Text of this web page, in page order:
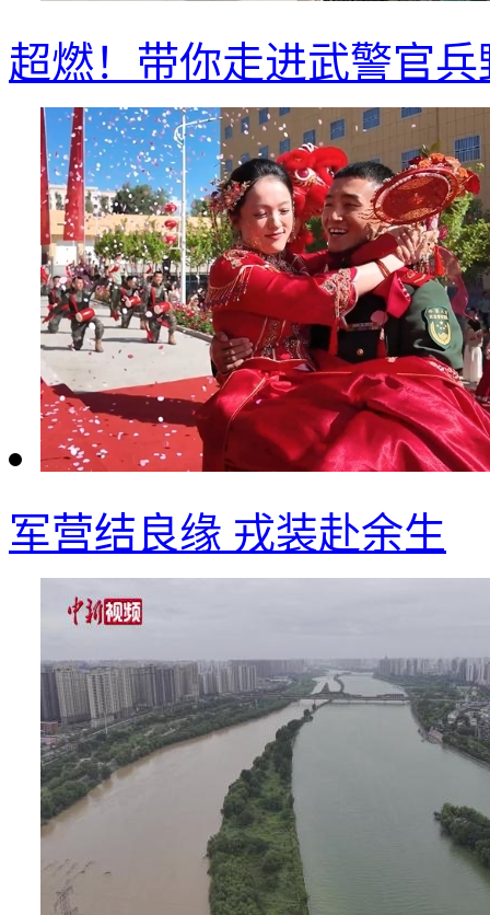
超燃！带你走进武警官
军营结良缘 戎装赴余生